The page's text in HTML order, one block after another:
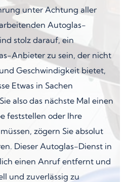
unter Achtung aller
Autoglas-
stolz darauf, ein
Anbieter zu sein, der nicht
Geschwindigkeit bietet,
Etwas in Sachen
also das nächste Mal einen
feststellen oder Ihre
zögern Sie absolut
Dieser Autoglas-Dienst in
einen Anruf entfernt und
und zuverlässig zu